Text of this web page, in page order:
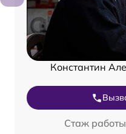
Константин
Стаж